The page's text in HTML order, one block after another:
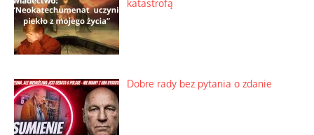
katastrofą
Dobre rady bez pytania o zdanie